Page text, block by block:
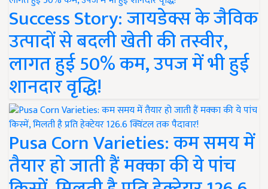
Success Story: जायडेक्स के जैविक
उत्पादों से बदली खेती की तस्वीर,
लागत हुई 50% कम, उपज में भी हुई
शानदार वृद्धि!
Pusa Corn Varieties: कम समय में
तैयार हो जाती हैं मक्का की ये पांच